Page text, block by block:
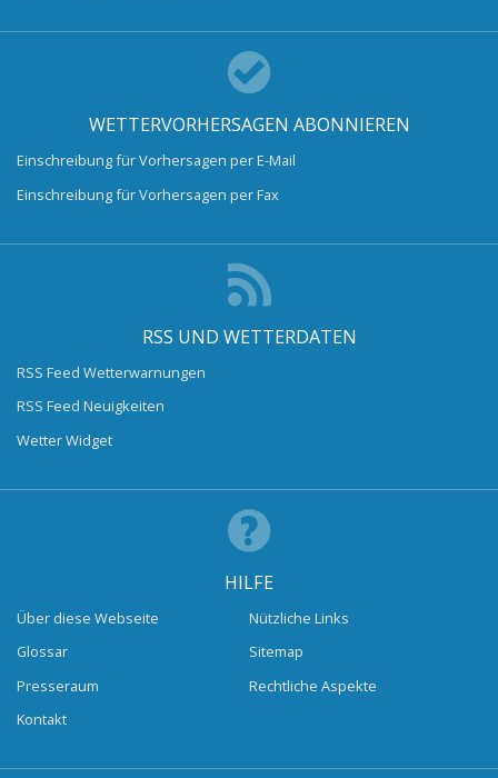
WETTERVORHERSAGEN ABONNIEREN
Einschreibung für Vorhersagen per E-Mail
Einschreibung für Vorhersagen per Fax
RSS UND WETTERDATEN
RSS Feed Wetterwarnungen
RSS Feed Neuigkeiten
Wetter Widget
HILFE
Über diese Webseite
Glossar
Presseraum
Kontakt
Nützliche Links
Sitemap
Rechtliche Aspekte